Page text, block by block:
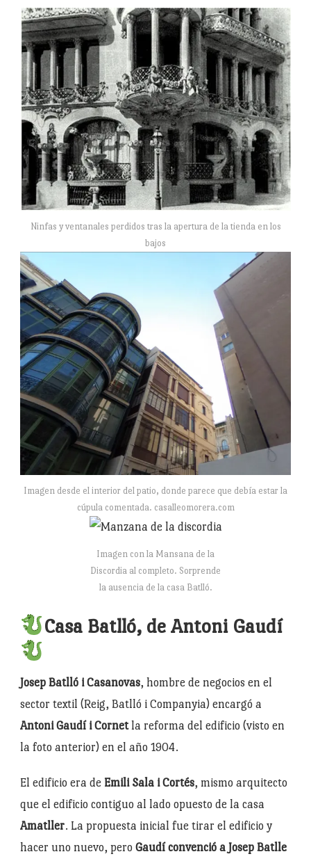
Ninfas y ventanales perdidos tras la apertura de la tienda en los
bajos
Imagen desde el interior del patio, donde parece que debía estar la
cúpula comentada. casalleomorera.com
Imagen con la Mansana de la
Discordia al completo. Sorprende
la ausencia de la casa Batlló.
Casa Batlló, de Antoni Gaudí
Josep Batlló i Casanovas, hombre de negocios en el
sector textil (Reig, Batlló i Companyia) encargó a
Antoni Gaudí i Cornetla reforma del edificio (visto en
la foto anterior) en el año 1904.
El edificio era de Emili Sala i Cortés, mismo arquitecto
que el edificio contiguo al lado opuesto de la casa
Amatller. La propuesta inicial fue tirar el edificio y
hacer uno nuevo, pero Gaudí convenció a Josep Batlle